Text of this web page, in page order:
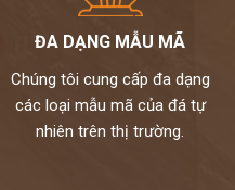
ĐA DẠNG MẪU MÃ
Chúng tôi cung cấp đa dạng
các loại mẫu mã của đá tự
nhiên trên thị trường.